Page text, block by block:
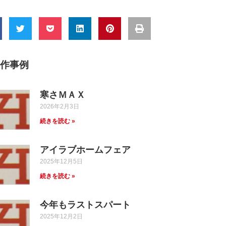
事例
寒さＭＡＸ
2026年2月3日
続きを読む »
アイラブホームフェア
2025年12月5日
続きを読む »
今年もラストスパート
2025年12月2日